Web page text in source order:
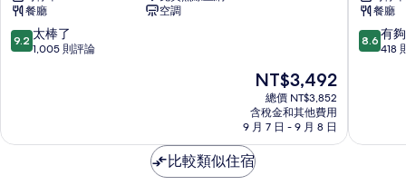
札
幌
札
餐廳
空調
9.2
分，
棒
9.2 太棒了
1,005 則評論
現
在
價
格
為
NT$3,492
NT$3,492
總價 NT$3,852
含稅金和其他費用
9 月 7 日 - 9 月 8 日
貝
爾
飯
心
餐廳
8.6
分，
夠
8.6 有
418
比較類似住宿